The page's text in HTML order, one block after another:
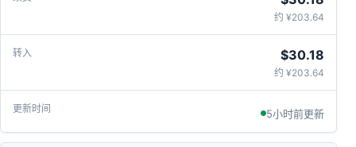
约 ¥203.64
$30.18
约 ¥203.64
5小时前更新